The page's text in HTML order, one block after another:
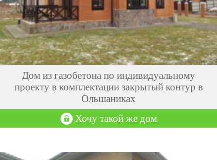
Дом из газобетона по индивидуальному
проекту в комплектации закрытый контур в
Ольшаниках
Хочу такой же дом